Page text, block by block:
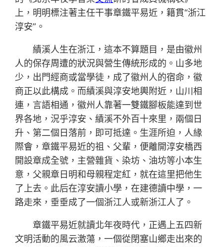
上，明明標注著主任干事章鐵平易近，籍貫“浙江
淳安”。
績溪人生在浙江，這本不算題目，是由徽州
人的保存周遭的狀況與營生傳統形成的。山多地
少，出門經商或當學徒，成了徽州人的宿命，徽
商正以此構成。而績溪與淳安地輿附近，山川相
連，言語相通，徽州人靠著一雙鐵腳板能達到世
界各地，況乎淳安、績溪不外百十來里，兩個日
升、第二個日落前，即可抵達。生涯所迫，人緣
際會，章鐵平易近的祖、父輩，便離開淳安橋西
開設章成全號，主營雜貨、染坊、油坊等小本生
意，父親章日明和母親程定紅，就在這里把他生
了上去。此后在淳安讀小學，在建德讀中學，一
路走來，垂垂成了一個浙江人或新浙江人了。
章鐵平易近就讀北年夜時代，正遇上五四新
文明活動的風云激蕩，一個從閉塞山鄉走出來的